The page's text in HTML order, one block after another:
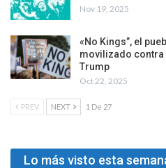
Nov 19, 2025
«No Kings”, el
movilizado contra
Trump
Oct 22, 2025
PREV NEXT 1 De 27
Lo más visto esta